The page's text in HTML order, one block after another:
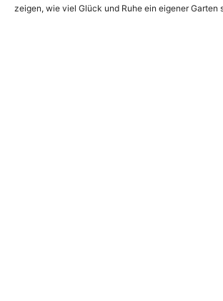
zeigen, wie viel Glück und Ruhe ein eigener Garten